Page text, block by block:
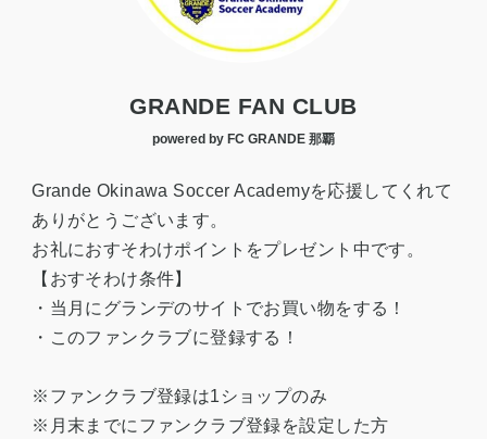
GRANDE FAN CLUB
powered by FC GRANDE 那覇
Grande Okinawa Soccer Academyを応援してくれて
ありがとうございます。
お礼におすそわけポイントをプレゼント中です。
【おすそわけ条件】
・当月にグランデのサイトでお買い物をする！
・このファンクラブに登録する！
※ファンクラブ登録は1ショップのみ
※月末までにファンクラブ登録を設定した方